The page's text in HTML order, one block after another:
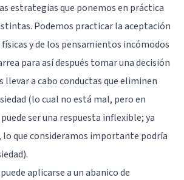
estrategias que ponemos en práctica
Podemos practicar la aceptación
y de los pensamientos incómodos
para así después tomar una decisión
llevar a cabo conductas que eliminen
(lo cual no está mal, pero en
ser una respuesta inflexible; ya
lo que consideramos importante podría
aplicarse a un abanico de